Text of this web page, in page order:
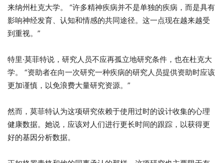
来纳州杜克大学。 “许多精神疾病并不是单独的疾病，而是具有
影响神经发育、认知和情感的共同途径。这一点现在越来越受
到重视。”
特里·莫菲特说，研究人员不应再孤立地研究条件，也在杜克大
学。 “资助者在向一次研究一种疾病的研究人员提供资助时应该
更加谨慎，以免浪费大量研究资源。”
然而，莫菲特认为这项研究依赖于使用过时的设计收集的心理
健康数据。她说，应该对人们进行更长时间的跟踪，以获得更
好的基因分析数据。